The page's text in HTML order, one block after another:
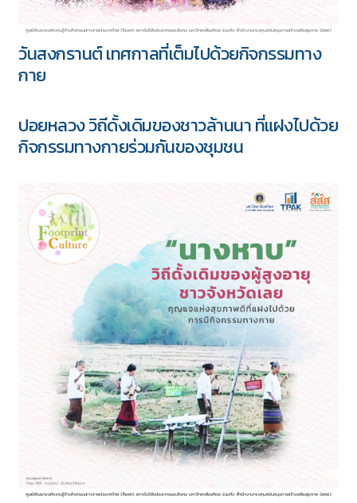
วันสงกรานต์ เทศกาลที่เต็มไปด้วยกิจกรรมทาง
กาย
ปอยหลวง วิถีดั้งเดิมของชาวล้านนา ที่แฝงไปด้วย
กิจกรรมทางกายร่วมกันของชุมชน